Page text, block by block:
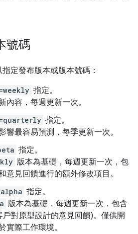
號碼
定發布版本或版本號碼：
指定。
內容，每週更新一次。
指定。
響最容易預測，每季更新一次。
指定。
版本為基礎，每週更新一次，包
意見回饋進行的額外修改項目。
指定。
版本為基礎，每週更新一次，包含
戶對原型設計的意見回饋)。僅供開
實際工作環境。